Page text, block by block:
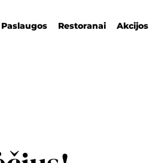
Paslaugos Restoranai Akcijos